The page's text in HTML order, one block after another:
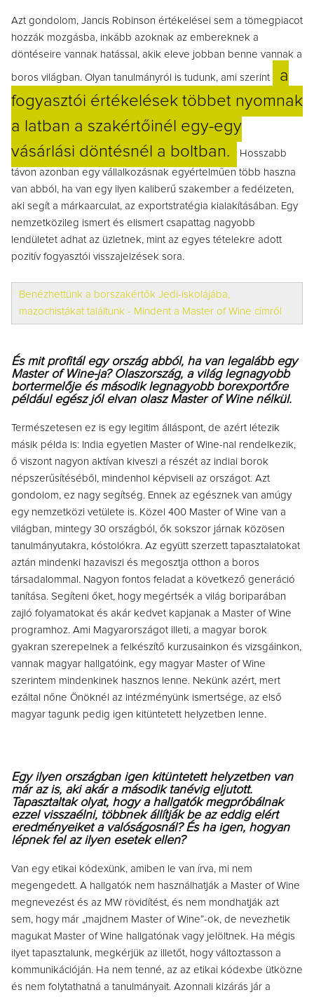
Azt gondolom, Jancis Robinson értékelései sem a tömegpiacot
hozzák mozgásba, inkább azoknak az embereknek a
döntéseire vannak hatással, akik eleve jobban benne vannak a
boros világban. Olyan tanulmányról is tudunk, ami szerint
a
fogyasztói értékelések többet nyomnak
a latban a szakértőinél egy-egy
vásárlási döntésnél a boltban.
Hosszabb
távon azonban egy vállalkozásnak egyértelműen több haszna
van abból, ha van egy ilyen kaliberű szakember a fedélzeten,
aki segít a márkaarculat, az exportstratégia kialakításában. Egy
nemzetközileg ismert és elismert csapattag nagyobb
lendületet adhat az üzletnek, mint az egyes tételekre adott
pozitív fogyasztói visszajelzések sora.
Benézhettünk a borszakértők Jedi-iskolájába,
mazochistákat találtunk - Mindent a Master of Wine címről
És mit profitál egy ország abból, ha van legalább egy
Master of Wine-ja? Olaszország, a világ legnagyobb
bortermelője és második legnagyobb borexportőre
például egész jól elvan olasz Master of Wine nélkül.
Természetesen ez is egy legitim álláspont, de azért létezik
másik példa is: India egyetlen Master of Wine-nal rendelkezik,
ő viszont nagyon aktívan kiveszi a részét az indiai borok
népszerűsítéséből, mindenhol képviseli az országot. Azt
gondolom, ez nagy segítség. Ennek az egésznek van amúgy
egy nemzetközi vetülete is. Közel 400 Master of Wine van a
világban, mintegy 30 országból, ők sokszor járnak közösen
tanulmányutakra, kóstolókra. Az együtt szerzett tapasztalatokat
aztán mindenki hazaviszi és megosztja otthon a boros
társadalommal. Nagyon fontos feladat a következő generáció
tanítása. Segíteni őket, hogy megértsék a világ boriparában
zajló folyamatokat és akár kedvet kapjanak a Master of Wine
programhoz. Ami Magyarországot illeti, a magyar borok
gyakran szerepelnek a felkészítő kurzusainkon és vizsgáinkon,
vannak magyar hallgatóink, egy magyar Master of Wine
szerintem mindenkinek hasznos lenne. Nekünk azért, mert
ezáltal nőne Önöknél az intézményünk ismertsége, az első
magyar tagunk pedig igen kitüntetett helyzetben lenne.
Egy ilyen országban igen kitüntetett helyzetben van
már az is, aki akár a második tanévig eljutott.
Tapasztaltak olyat, hogy a hallgatók megpróbálnak
ezzel visszaélni, többnek állítják be az eddig elért
eredményeiket a valóságosnál? És ha igen, hogyan
lépnek fel az ilyen esetek ellen?
Van egy etikai kódexünk, amiben le van írva, mi nem
megengedett. A hallgatók nem használhatják a Master of Wine
megnevezést és az MW rövidítést, és nem mondhatják azt
sem, hogy már „majdnem Master of Wine”-ok, de nevezhetik
magukat Master of Wine hallgatónak vagy jelöltnek. Ha mégis
ilyet tapasztalunk, megkérjük az illetőt, hogy változtasson a
kommunikációján. Ha nem tenné, az az etikai kódexbe ütközne
és nem folytathatná a tanulmányait. Azonnali kizárás jár a